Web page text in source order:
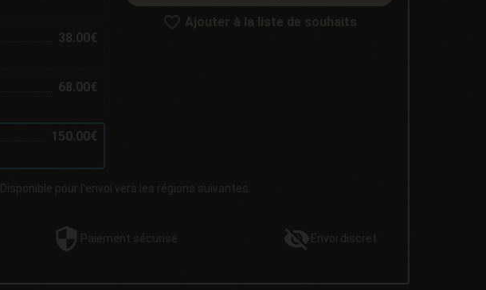
38.00€
68.00€
150.00€
Ajouter à la liste de souhaits
Disponible pour l'envoi vers les régions suivantes.
Paiement sécurisé Envoi discret